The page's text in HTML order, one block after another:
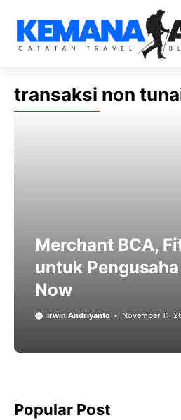
transaksi non
Merchant BCA,
untuk
Now
Irwin Andriyanto November 11,
Popular Post